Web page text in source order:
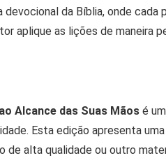
da Bíblia, onde cada
aplique as lições de maneira
Alcance das Suas Mãos é
Esta edição apresenta
alta qualidade ou outro